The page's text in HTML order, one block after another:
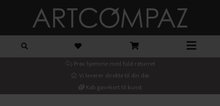
Prøv hjemme med fuld returret
Vi leverer direkte til din dør
Køb gavekort til kunst